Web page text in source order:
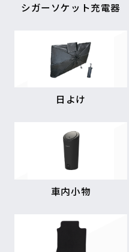
シガーソケット充電器
日よけ
車内小物